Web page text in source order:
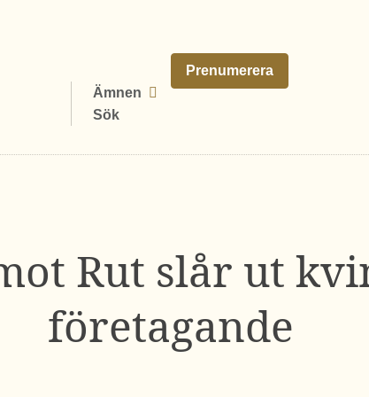
Ämnen
Sök
Prenumerera
Rut slår ut
företagande